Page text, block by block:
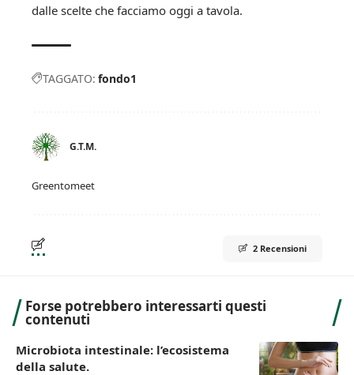
dalle scelte che facciamo oggi a tavola.
TAGGATO: fondo1
G.T.M.
Greentomeet
2 Recensioni
Forse potrebbero interessarti questi
contenuti
Microbiota intestinale: l’ecosistema
della salute.